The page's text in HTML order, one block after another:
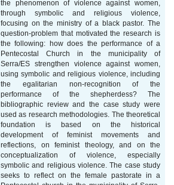
the phenomenon of violence against women,
through symbolic and religious violence,
focusing on the ministry of a black pastor. The
question-problem that motivated the research is
the following: how does the performance of a
Pentecostal Church in the municipality of
Serra/ES strengthen violence against women,
using symbolic and religious violence, including
the egalitarian non-recognition of the
performance of the shepherdess? The
bibliographic review and the case study were
used as research methodologies. The theoretical
foundation is based on the historical
development of feminist movements and
reflections, on feminist theology, and on the
conceptualization of violence, especially
symbolic and religious violence. The case study
seeks to reflect on the female pastorate in a